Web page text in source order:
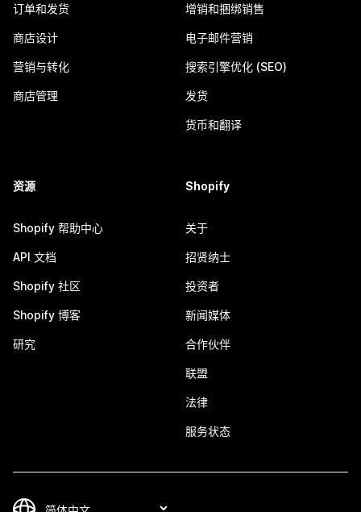
订单和发货
商店设计
营销与转化
商店管理
增销和捆绑销售
电子邮件营销
搜索引擎优化 (SEO)
发货
货币和翻译
资源
Shopify 帮助中心
API 文档
Shopify 社区
Shopify 博客
研究
Shopify
关于
招贤纳士
投资者
新闻媒体
合作伙伴
联盟
法律
服务状态